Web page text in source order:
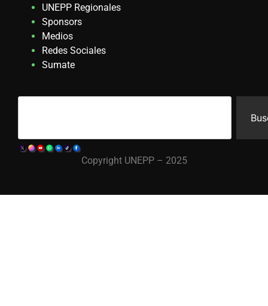
UNEPP Regionales
Sponsors
Medios
Redes Sociales
Sumate
Copyright UNEPP – 2025